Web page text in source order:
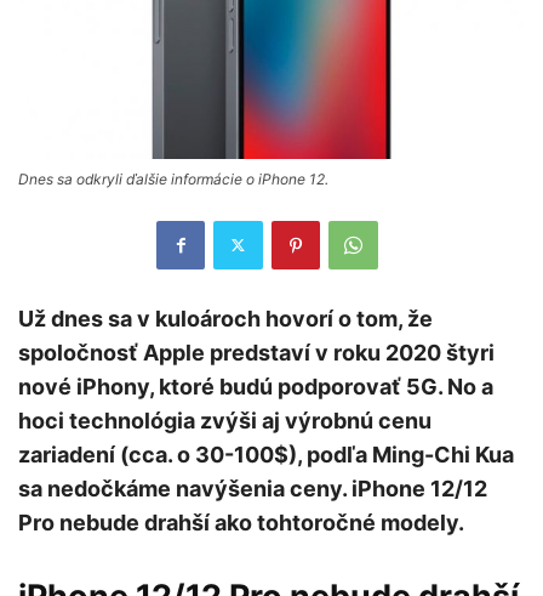
Dnes sa odkryli ďalšie informácie o iPhone 12.
Už dnes sa v kuloároch hovorí o tom, že
spoločnosť Apple predstaví v roku 2020 štyri
nové iPhony, ktoré budú podporovať 5G. No a
hoci technológia zvýši aj výrobnú cenu
zariadení (cca. o 30-100$), podľa Ming-Chi Kua
sa nedočkáme navýšenia ceny. iPhone 12/12
Pro nebude drahší ako tohtoročné modely.